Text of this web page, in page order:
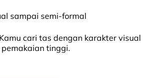
sampai semi-formal
Kamu cari tas dengan karakter visual
tinggi.